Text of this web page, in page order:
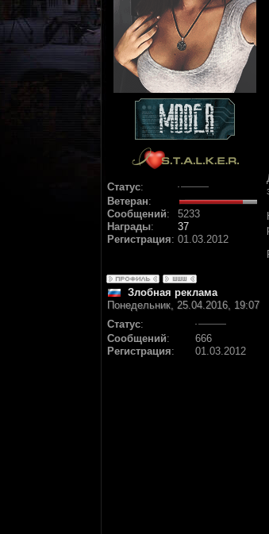
Статус:
Ветеран:
Сообщений:
5233
Награды:
37
Регистрация: 01.03.2012
Злобная реклама
Понедельник, 25.04.2016, 19:07
Статус:
Сообщений:
666
Регистрация: 01.03.2012